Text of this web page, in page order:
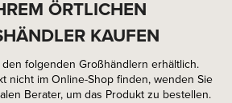
ÖRTLICHEN
KAUFEN
folgenden Großhändlern erhältlich.
nicht im Online-Shop finden, wenden Sie
Berater, um das Produkt zu bestellen.